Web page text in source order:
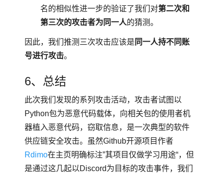
名的相似性进一步的验证了我们对第二次和
第三次的攻击者为同一人的猜测。
因此，我们推测三次攻击应该是 同一人持不同账
号进行攻击。
6、总结
此次我们发现的系列攻击活动，攻击者试图以
Python包为恶意代码载体，向相关包的使用者机
器植入恶意代码，窃取信息，是一次典型的软件
供应链安全攻击。虽然Github开源项目作者
Rdimo在主页明确标注”其项目仅做学习用途“，但
是通过这几起以Discord为目标的攻击事件，我们